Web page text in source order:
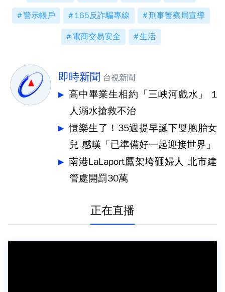
警示帳戶 165反詐騙專線 刑事警察局宣導
電商交易安全 生活
即時新聞 台視新聞
高中畢業生相約「三峽河戲水」 1
人溺水搶救不治
愷樂生了！35週提早誕下雙胞胎女
兒 感嘆「已準備好一起迎接世界」
南港LaLaport鷹架垮砸婦人 北市建
管處開罰30萬
正在直播